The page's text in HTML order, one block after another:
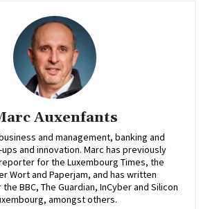
Auxenfants
and management, banking and
and innovation. Marc has previously
for the Luxembourg Times, the
Wort and Paperjam, and has written
BBC, The Guardian, InCyber and Silicon
amongst others.